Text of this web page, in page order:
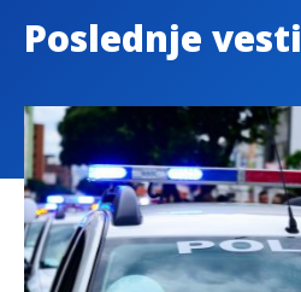
Poslednje vesti